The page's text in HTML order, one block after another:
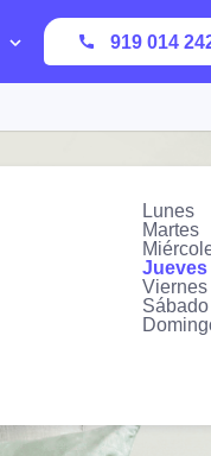
919 014
Lunes
Martes
Jueves
Viernes
Sábado